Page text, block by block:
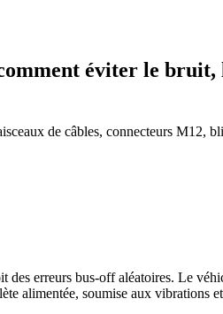
éviter le
de câbles, connecteurs M12,
erreurs bus-off aléatoires. Le
alimentée, soumise aux vibrations